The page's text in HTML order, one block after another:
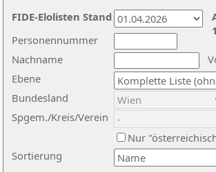
Nachname
Ebene
Sortierung
Personennummer
Bundesland
Spgem./Kreis/Verein
Nur
FIDE-Elolisten Stand